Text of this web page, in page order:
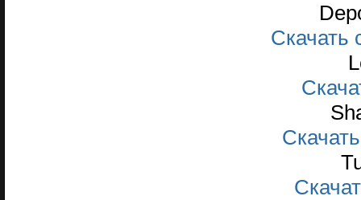
Скачать